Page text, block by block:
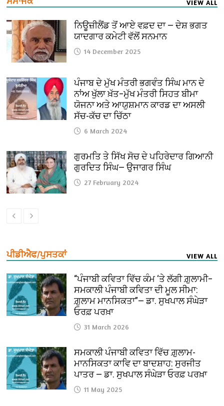
VIEW ALL
ਨਿਊਜ਼ੀਲੈਂਡ ਤੋਂ ਆਏ ਵਫ਼ਦ ਦਾ — ਦੇਸ਼ ਭਗਤ
ਯਾਦਗਾਰ ਕਮੇਟੀ ਵੱਲੋਂ ਸਨਮਾਨ
14 December 2025
ਪੰਜਾਬ ਦੇ ਮੁੱਖ ਮੰਤਰੀ ਭਗਵੰਤ ਸਿੰਘ ਮਾਨ ਦੇ
ਨਾਂਅ ਖੁੱਲਾ ਖ਼ੱਤ–ਮੁੱਖ ਮੰਤਰੀ ਸਿਹਤ ਬੀਮਾ
ਯੋਜਨਾ ਅਤੇ ਆਯੁਸ਼ਮਾਨ ਕਾਰਡ ਦਾ ਅਸਲੀ
ਸੱਚ-ਕੱਚ ਦਾ ਚਿੱਠਾ
6 March 2024
ਗੁਰਮਤਿ ਤੇ ਸਿੱਖ ਸੋਚ ਦੇ ਪਹਿਰੇਦਾਰ ਗਿਆਨੀ
ਗੁਰਦਿਤ ਸਿੰਘ— ਉਜਾਗਰ ਸਿੰਘ
27 February 2024
ਪੀਡੀਐਫ/ਪੁਸਤਕਾਂ VIEW ALL
“ਪੰਜਾਬੀ ਕਵਿਤਾ ਵਿੱਚ ਕੰਮ ‘ਤੇ ਲੱਗੀ ਗ਼ੁਲਾਮੀ–
ਸਮਕਾਲੀ ਪੰਜਾਬੀ ਕਵਿਤਾ ਦੀ ਮੂਲ ਸੀਮਾ:
ਗ਼ੁਲਾਮ ਮਾਨਸਿਕਤਾ”— ਡਾ. ਸੁਖਪਾਲ ਸੰਘੇੜਾ
ਓਰਫ਼ ਪਰਖ਼ਾ
31 March 2026
ਸਮਕਾਲੀ ਪੰਜਾਬੀ ਕਵਿਤਾ ਵਿੱਚ ਗ਼ੁਲਾਮ-
ਮਾਨਸਿਕਤਾ ਕਾਵਿ ਦਾ ਬਾਦਸ਼ਾਹ: ਸੁਰਜੀਤ
ਪਾਤਰ — ਡਾ. ਸੁਖਪਾਲ ਸੰਘੇੜਾ ਓਰਫ਼ ਪਰਖ਼ਾ
11 May 2025